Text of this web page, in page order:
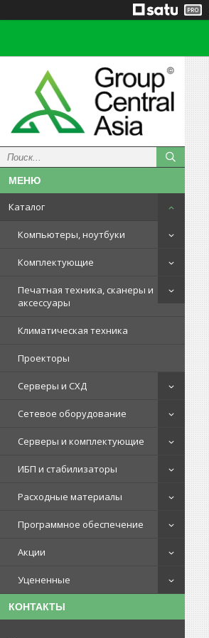
Каталог
Компьютеры, ноутбуки
Комплектующие
Печатная техника, сканеры и
аксессуары
Климатическая техника
Проекторы
Серверы и СХД
Сетевое оборудование
Серверы и комплектующие
ИБП и стабилизаторы
Расходные материалы
Программное обеспечение
Акции
Уцененные
КОНТАКТЫ